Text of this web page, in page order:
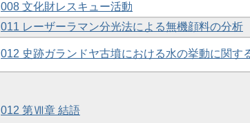
008 文化財レスキュー活動
011 レーザーラマン分光法による無機顔料の分析
012 史跡ガランドヤ古墳における水の挙動に関す
012 第Ⅶ章 結語